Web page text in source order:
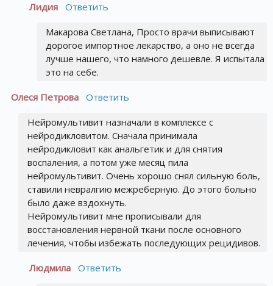
Лидия Ответить
Макарова Светлана, Просто врачи выписывают
дорогое импортное лекарство, а оно не всегда
лучше нашего, что намного дешевле. Я испытала
это на себе.
Олеся Петрова Ответить
Нейромультивит назначали в комплексе с
нейродикловитом. Сначала принимала
нейродикловит как анальгетик и для снятия
воспаления, а потом уже месяц пила
нейромультивит. Очень хорошо снял сильную боль,
ставили невралгию межреберную. До этого больно
было даже вздохнуть.
Нейромультивит мне прописывали для
восстановления нервной ткани после основного
лечения, чтобы избежать последующих рецидивов.
Людмила Ответить